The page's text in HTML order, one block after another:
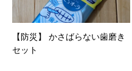
【防災】 かさばらない歯磨き
セット